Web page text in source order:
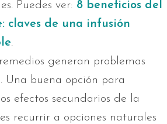
Puedes ver: 8 beneficios del
claves de una infusión
.
generan problemas
Una buena opción para
efectos secundarios de la
recurrir a opciones naturales